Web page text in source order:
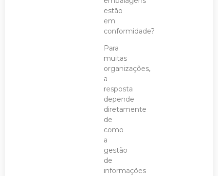
estão
em
conformidade?
Para
muitas
organizações,
a
resposta
depende
diretamente
de
como
a
gestão
de
informações